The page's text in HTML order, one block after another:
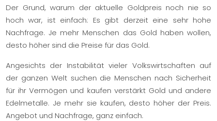
Der Grund, warum der aktuelle Goldpreis noch nie so
hoch war, ist einfach: Es gibt derzeit eine sehr hohe
Nachfrage. Je mehr Menschen das Gold haben wollen,
desto höher sind die Preise für das Gold.
Angesichts der Instabilität vieler Volkswirtschaften auf
der ganzen Welt suchen die Menschen nach Sicherheit
für ihr Vermögen und kaufen verstärkt Gold und andere
Edelmetalle. Je mehr sie kaufen, desto höher der Preis.
Angebot und Nachfrage, ganz einfach.